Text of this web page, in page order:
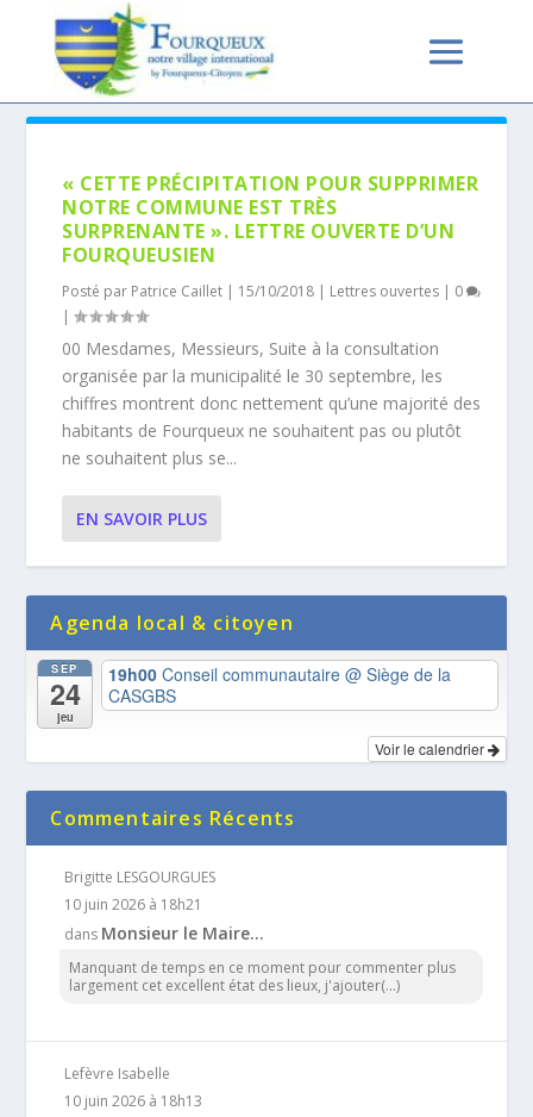
AUTEUR/AUTRICE : PATRICE
CAILLET
« CETTE PRÉCIPITATION POUR SUPPRIMER
NOTRE COMMUNE EST TRÈS
SURPRENANTE ». LETTRE OUVERTE D’UN
FOURQUEUSIEN
Posté par Patrice Caillet | 15/10/2018 | Lettres ouvertes | 0
|
00 Mesdames, Messieurs, Suite à la consultation
organisée par la municipalité le 30 septembre, les
chiffres montrent donc nettement qu’une majorité des
habitants de Fourqueux ne souhaitent pas ou plutôt
ne souhaitent plus se...
EN SAVOIR PLUS
Agenda local & citoyen
SEP
24
jeu
19h00Conseil communautaire@ Siège de la
CASGBS
Voir le calendrier
Commentaires Récents
Brigitte LESGOURGUES
10 juin 2026 à 18h21
dans Monsieur le Maire…
Manquant de temps en ce moment pour commenter plus
largement cet excellent état des lieux, j'ajouter(...)
Lefèvre Isabelle
10 juin 2026 à 18h13